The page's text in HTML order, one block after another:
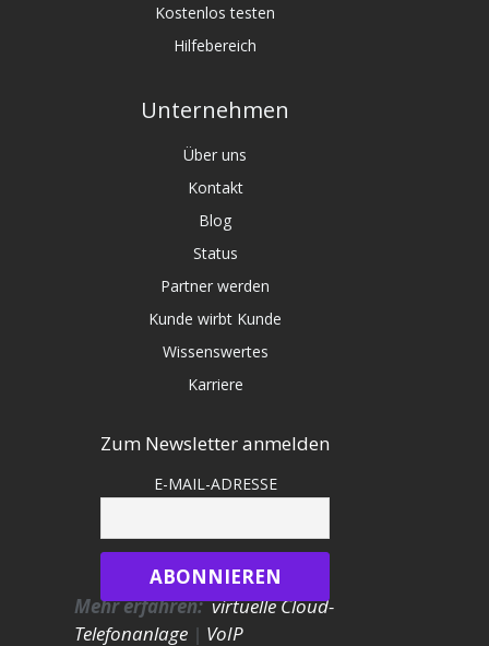
Kostenlos testen
Hilfebereich
Unternehmen
Über uns
Kontakt
Blog
Status
Partner werden
Kunde wirbt Kunde
Wissenswertes
Karriere
Zum Newsletter anmelden
E-MAIL-ADRESSE
Mehr erfahren:virtuelle Cloud-
Telefonanlage | VoIP